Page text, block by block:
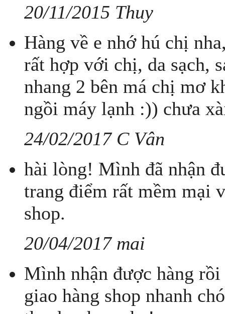
20/11/2015 Thuy
Hàng về e nhớ hú chị
rất hợp với chị, da sạch,
nhang 2 bên má chị mơ
ngồi máy lạnh :)) chưa
24/02/2017 C Vân
hài lòng! Mình đã nhận
trang điểm rất mềm mại
shop.
20/04/2017 mai
Mình nhận được hàng
giao hàng shop nhanh